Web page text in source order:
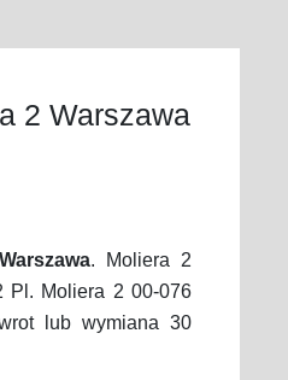
2 Warszawa
. Moliera 2
Pl. Moliera 2 00-076
lub wymiana 30